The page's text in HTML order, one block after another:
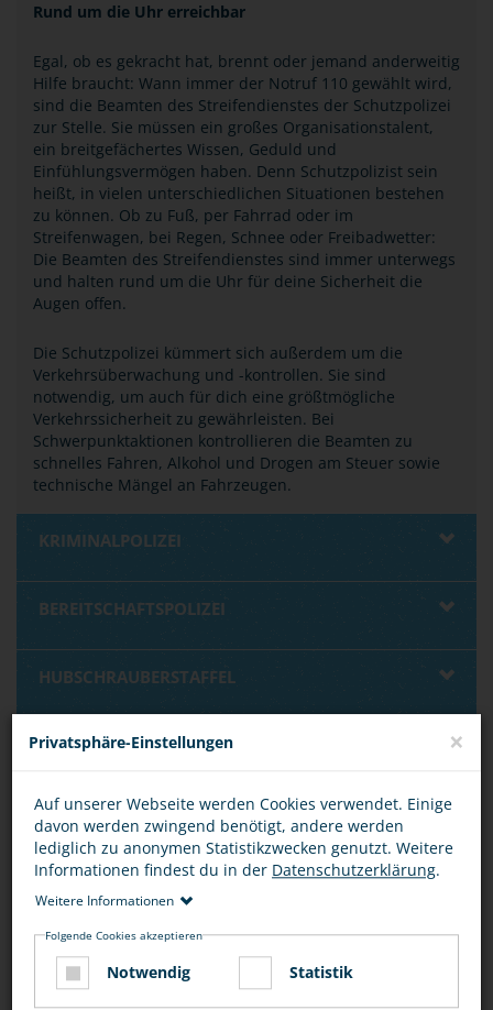
Rund um die Uhr erreichbar
Egal, ob es gekracht hat, brennt oder jemand anderweitig
Hilfe braucht: Wann immer der Notruf 110 gewählt wird,
sind die Beamten des Streifendienstes der Schutzpolizei
zur Stelle. Sie müssen ein großes Organisationstalent,
ein breitgefächertes Wissen, Geduld und
Einfühlungsvermögen haben. Denn Schutzpolizist sein
heißt, in vielen unterschiedlichen Situationen bestehen
zu können. Ob zu Fuß, per Fahrrad oder im
Streifenwagen, bei Regen, Schnee oder Freibadwetter:
Die Beamten des Streifendienstes sind immer unterwegs
und halten rund um die Uhr für deine Sicherheit die
Augen offen.
Die Schutzpolizei kümmert sich außerdem um die
Verkehrsüberwachung und -kontrollen. Sie sind
notwendig, um auch für dich eine größtmögliche
Verkehrssicherheit zu gewährleisten. Bei
Schwerpunktaktionen kontrollieren die Beamten zu
schnelles Fahren, Alkohol und Drogen am Steuer sowie
technische Mängel an Fahrzeugen.
KRIMINALPOLIZEI
BEREITSCHAFTSPOLIZEI
HUBSCHRAUBERSTAFFEL
HUNDE- UND REITERSTAFFEL
BUNDESPOLIZEI
BUNDESKRIMINALAMT
Privatsphäre-Einstellungen ×
Auf unserer Webseite werden Cookies verwendet. Einige
davon werden zwingend benötigt, andere werden
lediglich zu anonymen Statistikzwecken genutzt. Weitere
Informationen findest du in der Datenschutzerklärung.
Weitere Informationen
Folgende Cookies akzeptieren
Notwendig Statistik